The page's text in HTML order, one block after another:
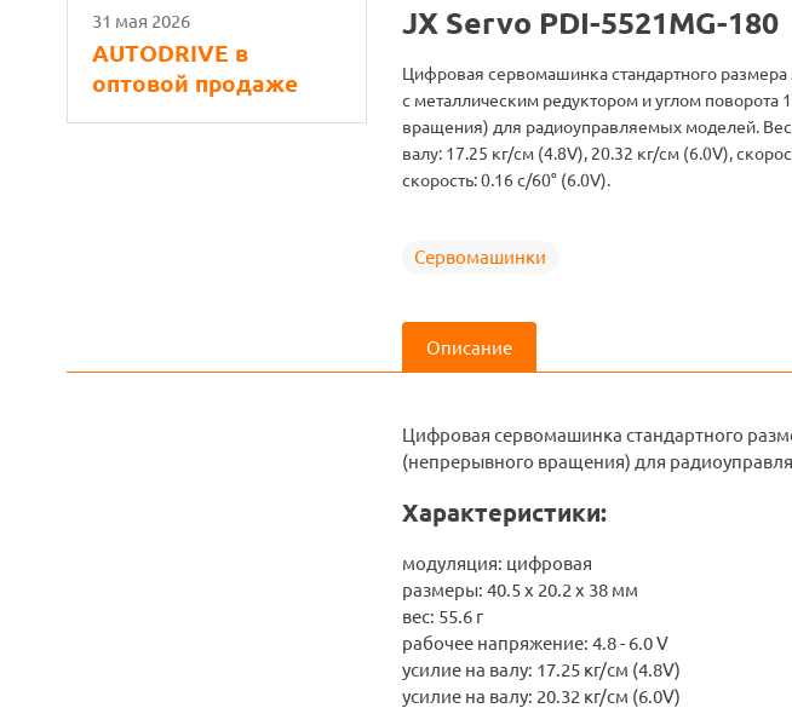
31 мая 2026
AUTODRIVE в
оптовой продаже
JX Servo PDI-5521MG-180
Цифровая сервомашинка стандартного размера
с металлическим редуктором и углом поворота
вращения) для радиоуправляемых моделей. Вес:
валу: 17.25 кг/см (4.8V), 20.32 кг/см (6.0V),
скорость: 0.16 с/60° (6.0V).
Сервомашинки
Описание
Цифровая сервомашинка стандартного
(непрерывного вращения) для
Характеристики:
модуляция: цифровая
размеры: 40.5 х 20.2 х 38 мм
вес: 55.6 г
рабочее напряжение: 4.8 - 6.0 V
усилие на валу: 17.25 кг/см (4.8V)
усилие на валу: 20.32 кг/см (6.0V)